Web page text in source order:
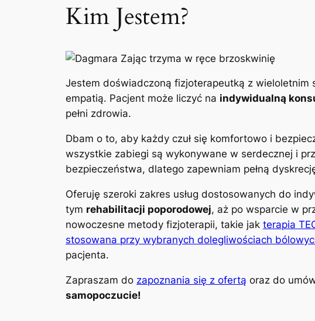
Kim Jestem?
Jestem doświadczoną fizjoterapeutką z wieloletnim
empatią. Pacjent może liczyć na indywidualną
pełni zdrowia.
Dbam o to, aby każdy czuł się komfortowo i
wszystkie zabiegi są wykonywane w serdecznej i
bezpieczeństwa, dlatego zapewniam pełną
Oferuję szeroki zakres usług dostosowanych do
tym rehabilitacji poporodowej, aż po wsparcie w
nowoczesne metody fizjoterapii, takie jak terapia
stosowana przy wybranych dolegliwościach
pacjenta.
Zapraszam do zapoznania się z ofertą oraz do
samopoczucie!